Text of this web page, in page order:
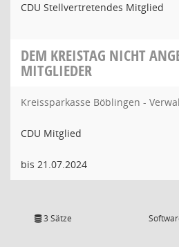
CDU Stellvertretendes Mitglied
DEM KREISTAG NICHT
MITGLIEDER
Kreissparkasse Böblingen -
CDU Mitglied
bis 21.07.2024
3 Sätze